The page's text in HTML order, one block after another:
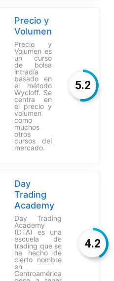
Precio y
Volumen
Precio y
Volumen es
un curso
de bolsa
intradía
basado en
el método
Wycloff. Se
centra en
el precio y
volumen
como
muchos
otros
cursos del
mercado.
5.2
Day
Trading
Academy
Day Trading
Academy
(DTA) es una
escuela de
trading que se
ha hecho de
cierto nombre
en
Centroamérica
4.2